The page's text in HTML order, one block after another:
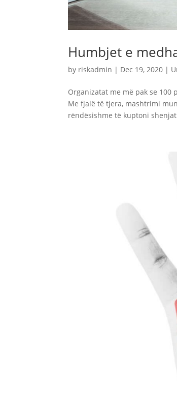
Humbjet e
by riskadmin | Dec 19, 2020 |
Organizatat me më pak se
Me fjalë të tjera, mashtrimi
rëndësishme të kuptoni